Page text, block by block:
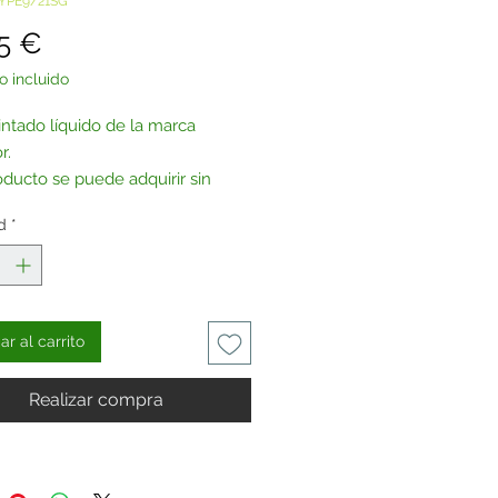
€
incluido
líquido de la marca
se puede adquirir sin
*
al carrito
Realizar compra